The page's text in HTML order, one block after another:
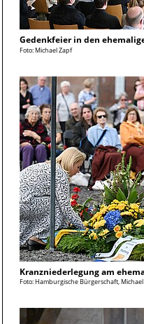
Gedenkfeier in den
Foto: Michael Zapf
Kranzniederlegung am
Foto: Hamburgische Bürgerschaft,